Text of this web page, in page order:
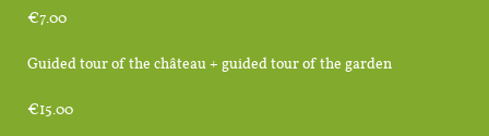
€7.00
Guided tour of the château + guided tour of the garden
€15.00